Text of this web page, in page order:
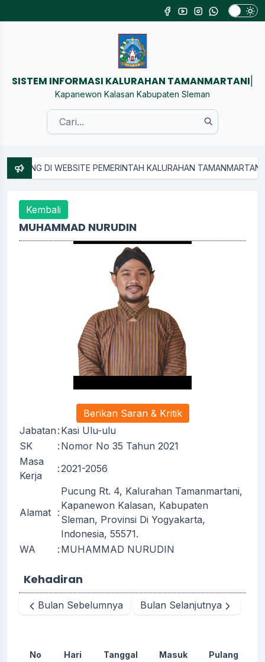
SISTEM INFORMASI KALURAHAN T|
Kapanewon Kalasan Kabupaten Sleman
DI WEBSITE PEMERINTAH KALURAHAN TAMANMARTANI
Kembali
MUHAMMAD NURUDIN
Berikan Saran & Kritik
Jabatan : Kasi Ulu-ulu
SK
: Nomor No 35 Tahun 2021
Masa
Kerja
:2021-2056
Alamat :
Pucung Rt. 4, Kalurahan Tamanmartani,
Kapanewon Kalasan, Kabupaten
Sleman, Provinsi Di Yogyakarta,
Indonesia, 55571.
WA
: MUHAMMAD NURUDIN
Kehadiran
Bulan Sebelumnya Bulan Selanjutnya
No Hari Tanggal Masuk
Pulang